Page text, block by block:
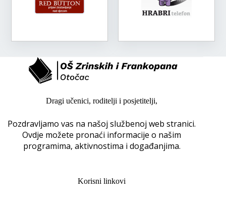
Dragi učenici, roditelji i posjetitelji,
Pozdravljamo vas na našoj službenoj web stranici.
Ovdje možete pronaći informacije o našim
programima, aktivnostima i događanjima.
Korisni linkovi